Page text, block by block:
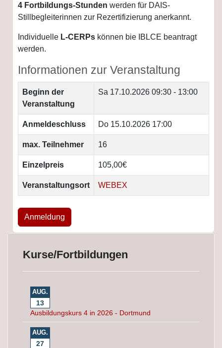
4 Fortbildungs-Stunden werden für DAIS-
Stillbegleiterinnen zur Rezertifizierung anerkannt.
Individuelle L-CERPs können bie IBLCE beantragt
werden.
Informationen zur Veranstaltung
Beginn der
Veranstaltung
Sa 17.10.2026 09:30 - 13:00
Anmeldeschluss Do 15.10.2026 17:00
max. Teilnehmer 16
Einzelpreis 105,00€
Veranstaltungsort WEBEX
Anmeldung
Kurse/Fortbildungen
AUG.
13
Ausbildungskurs 4 in 2026 - Dortmund
AUG.
27